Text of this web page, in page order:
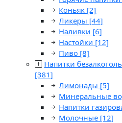
Коньяк [2]
Ликеры [44]
Наливки [6]
Настойки [12]
Пиво [8]
Напитки
[381]
Лимонады [5]
Минеральные
Напитки
Молочные [12]